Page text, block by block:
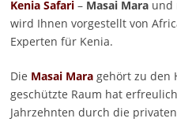
Kenia Safari– Masai Maraund
wird Ihnen vorgestellt von
Experten für Kenia.
Die Masai Mara gehört zu den
geschützte Raum hat
Jahrzehnten durch die